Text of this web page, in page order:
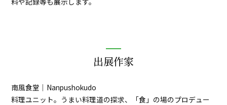
出展作家
南風食堂｜Nanpushokudo
料理ユニット。うまい料理道の探求、「食」の場のプロデュー